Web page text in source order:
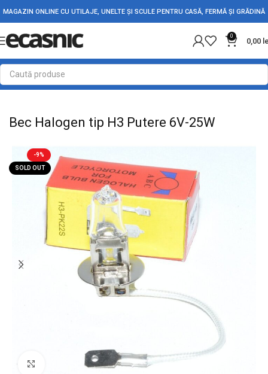
MAGAZIN ONLINE CU UTILAJE, UNELTE ȘI SCULE PENTRU CASĂ, FERMĂ ȘI GRĂDINĂ
0
0,00
Prima pagină Iluminat Led Becuri
Bec Halogen tip H3 Putere 6V-25W
-9%
SOLD OUT
Mărește imaginea